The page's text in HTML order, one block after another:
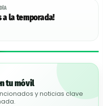
a la temporada!
tu móvil
y noticias clave